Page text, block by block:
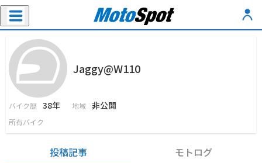
Jaggy@W110
バイク歴 38年 地域 非公開
所有バイク
投稿記事 モトログ